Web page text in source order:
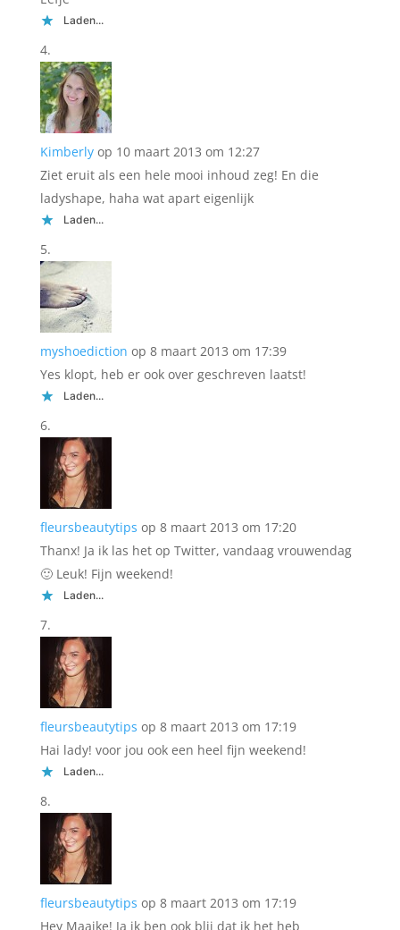
Laden...
Kimberly op 10 maart 2013 om 12:27
Ziet eruit als een hele mooi inhoud zeg! En die
ladyshape, haha wat apart eigenlijk
Laden...
myshoediction op 8 maart 2013 om 17:39
Yes klopt, heb er ook over geschreven laatst!
Laden...
fleursbeautytips op 8 maart 2013 om 17:20
Thanx! Ja ik las het op Twitter, vandaag vrouwendag
🙂 Leuk! Fijn weekend!
Laden...
fleursbeautytips op 8 maart 2013 om 17:19
Hai lady! voor jou ook een heel fijn weekend!
Laden...
fleursbeautytips op 8 maart 2013 om 17:19
Hey Maaike! Ja ik ben ook blij dat ik het heb